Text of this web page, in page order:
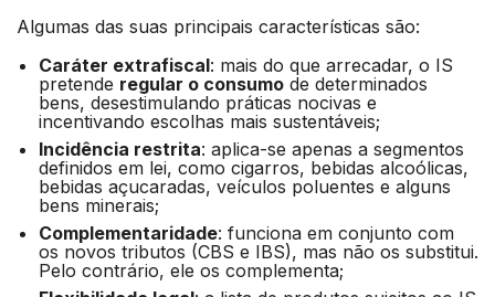
Algumas das suas principais características são:
Caráter extrafiscal: mais do que arrecadar, o IS
pretende regular o consumo de determinados
bens, desestimulando práticas nocivas e
incentivando escolhas mais sustentáveis;
Incidência restrita: aplica-se apenas a segmentos
definidos em lei, como cigarros, bebidas alcoólicas,
bebidas açucaradas, veículos poluentes e alguns
bens minerais;
Complementaridade: funciona em conjunto com
os novos tributos (CBS e IBS), mas não os substitui.
Pelo contrário, ele os complementa;